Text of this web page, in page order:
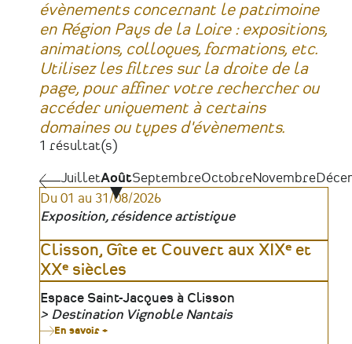
évènements concernant le patrimoine
en Région Pays de la Loire : expositions,
animations, colloques, formations, etc.
Utilisez les filtres sur la droite de la
page, pour affiner votre rechercher ou
accéder uniquement à certains
domaines ou types d'évènements.
1 résultat(s)
Pagination
JuilletJuilletAoûtSeptembreOctobreNovembre
Du 01 au 31/08/2026
Exposition, résidence artistique
Clisson, Gîte et Couvert aux XIXᵉ et
XXᵉ siècles
Lieu
Espace Saint-Jacques à Clisson
Organisateur
Destination Vignoble Nantais
En savoir +